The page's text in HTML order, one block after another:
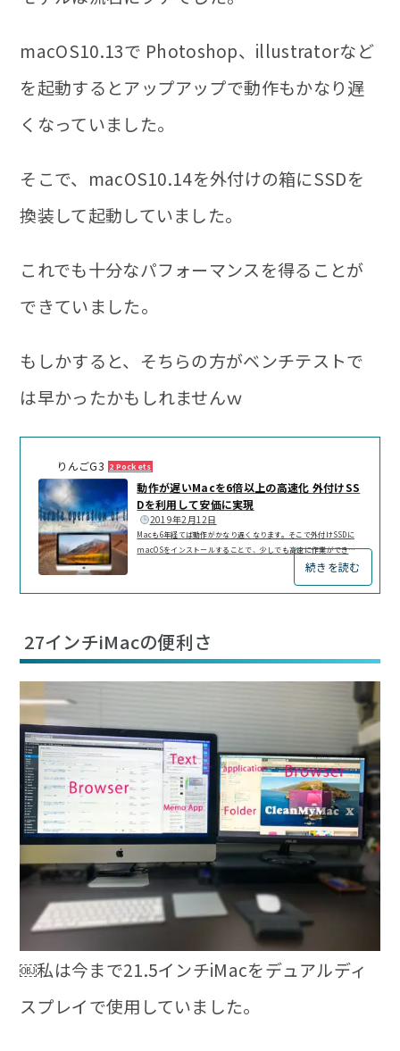
macOS10.13で Photoshop、illustratorなど
を起動するとアップアップで動作もかなり遅
くなっていました。
そこで、 macOS10.14を外付けの箱にSSDを
換装して起動していました。
これでも十分なパフォーマンスを得ることが
できていました。
もしかすると、そちらの方がベンチテストで
は早かったかもしれませんｗ
りんごG3 2 Pockets
動作が遅いMacを6倍以上の高速化 外付けSS
Dを利用して安価に実現
2019年2月12日
Macも6年経てば動作がかなり遅くなります。そこで外付けSSDに
macOSをインストールすることで、少しでも高速に作業ができる
ようにしました。私のiMacは2013年に購入したHDDのモデルです
hotoshop、illustratorなどのアプリはもとより、Chrome、Cot
でした。外付けSSDにmacOSをインストールし、起動ディスクを
続きを読む
27インチiMacの便利さ
￼私は今まで21.5インチiMacをデュアルディ
スプレイで使用していました。